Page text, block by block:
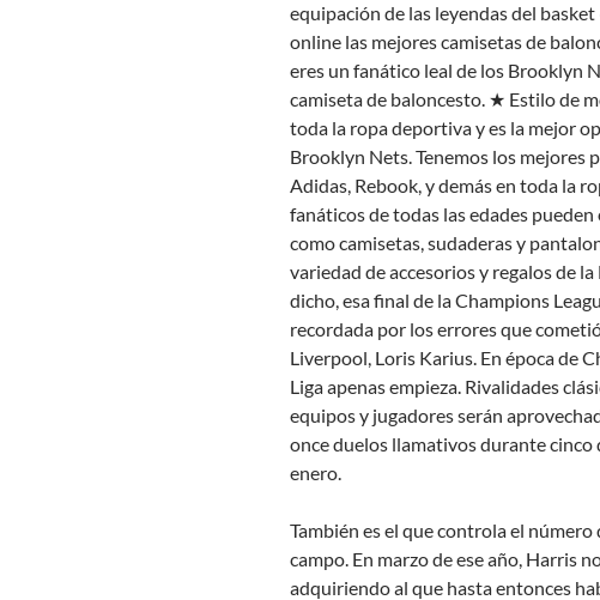
equipación de las leyendas del
online las mejores camisetas de
eres un fanático leal de los Brooklyn
camiseta de baloncesto. ★ Estilo de
toda la ropa deportiva y es la mejor
Brooklyn Nets. Tenemos los mejores
Adidas, Rebook, y demás en toda la
fanáticos de todas las edades
como camisetas, sudaderas y
variedad de accesorios y regalos de
dicho, esa final de la Champions
recordada por los errores que
Liverpool, Loris Karius. En época de
Liga apenas empieza. Rivalidades
equipos y jugadores serán
once duelos llamativos durante cinco
enero.
También es el que controla el
campo. En marzo de ese año, Harris
adquiriendo al que hasta entonces